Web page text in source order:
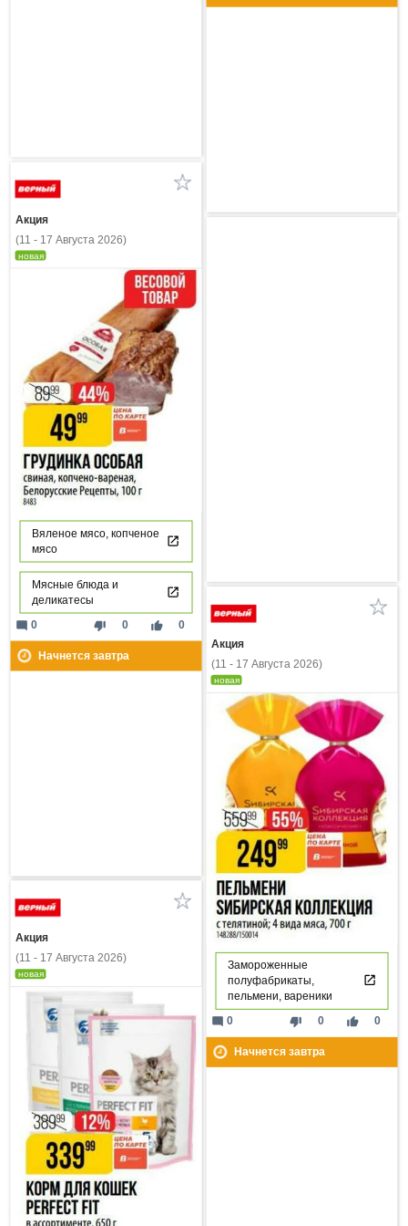
Акция
(11 - 17 Августа 2026)
новая
Вяленое мясо, копченое
мясо
Мясные блюда и
деликатесы
thumb_down 0 thumb_up 0
mode_comment 0
Начнется завтра
Акция
(11 - 17 Августа 2026)
новая
Замороженные
полуфабрикаты,
пельмени, вареники
thumb_down 0 thumb_up 0
mode_comment 0
Начнется завтра
Акция
(11 - 17 Августа 2026)
новая